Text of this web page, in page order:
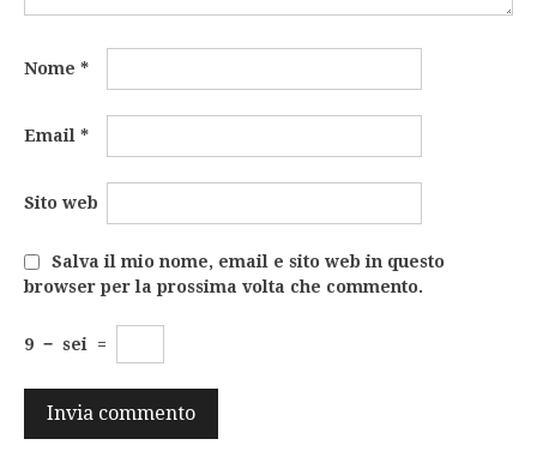
Nome *
Email *
Sito web
Salva il mio nome, email e sito web in questo
browser per la prossima volta che commento.
9 − sei =